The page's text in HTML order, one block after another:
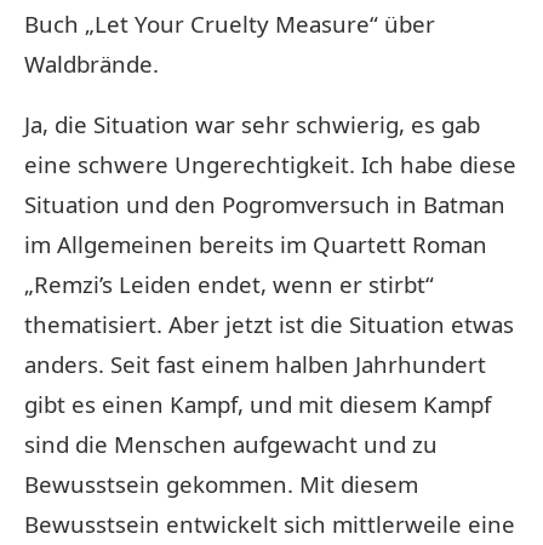
Buch „Let Your Cruelty Measure“ über
Waldbrände.
Ja, die Situation war sehr schwierig, es gab
eine schwere Ungerechtigkeit. Ich habe diese
Situation und den Pogromversuch in Batman
im Allgemeinen bereits im Quartett Roman
„Remzi’s Leiden endet, wenn er stirbt“
thematisiert. Aber jetzt ist die Situation etwas
anders. Seit fast einem halben Jahrhundert
gibt es einen Kampf, und mit diesem Kampf
sind die Menschen aufgewacht und zu
Bewusstsein gekommen. Mit diesem
Bewusstsein entwickelt sich mittlerweile eine